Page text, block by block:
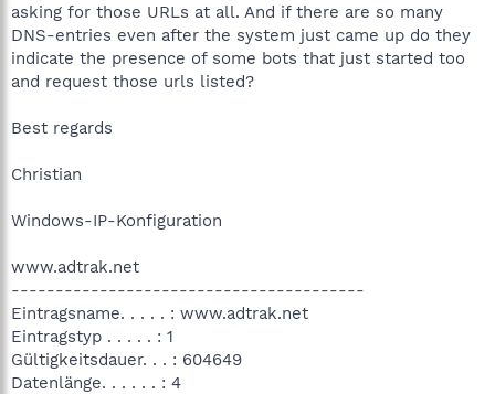
asking for those URLs at all. And if there are so many
DNS-entries even after the system just came up do they
indicate the presence of some bots that just started too
and request those urls listed?
Best regards
Christian
Windows-IP-Konfiguration
www.adtrak.net
----------------------------------------
Eintragsname. . . . . : www.adtrak.net
Eintragstyp . . . . . : 1
Gültigkeitsdauer. . . : 604649
Datenlänge. . . . . . : 4